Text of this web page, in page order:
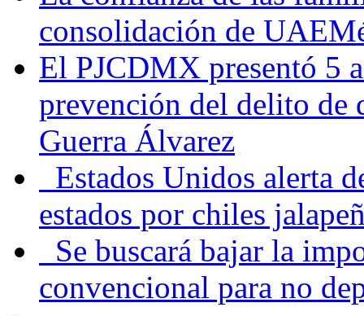
consolidación de
El PJCDMX presentó 5
prevención del delito de
Guerra Álvarez
Estados Unidos alerta
estados por chiles
Se buscará bajar la
convencional para no